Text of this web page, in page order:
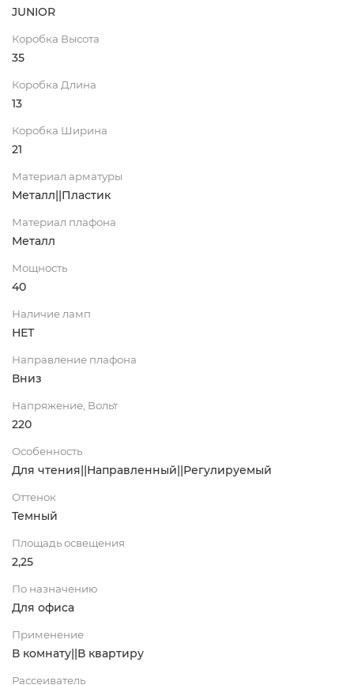
JUNIOR
Коробка Высота
35
Коробка Длина
13
Коробка Ширина
21
Материал арматуры
Металл||Пластик
Материал плафона
Металл
Мощность
40
Наличие ламп
НЕТ
Направление плафона
Вниз
Напряжение, Вольт
220
Особенность
Для чтения||Направленный||Регулируемый
Оттенок
Темный
Площадь освещения
2,25
По назначению
Для офиса
Применение
В комнату||В квартиру
Рассеиватель